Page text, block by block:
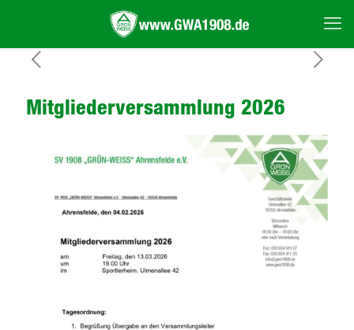
Mitgliederversammlung 2026